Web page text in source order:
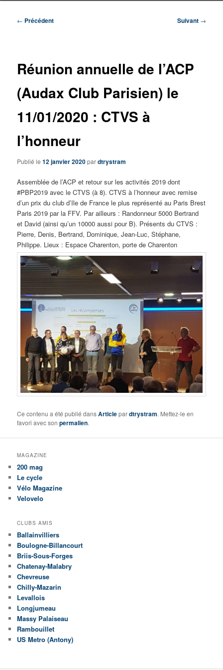
Navigation
← Précédent Suivant →
Réunion annuelle de l’ACP
(Audax Club Parisien) le
11/01/2020 : CTVS à
l’honneur
Publié le12 janvier 2020pardtrystram
Assemblée de l’ACP et retour sur les activités 2019 dont
#PBP2019 avec le CTVS (à 8). CTVS à l’honneur avec remise
d’un prix du club d’Ile de France le plus représenté au Paris Brest
Paris 2019 par la FFV. Par ailleurs : Randonneur 5000 Bertrand
et David (ainsi qu’un 10000 aussi pour B). Présents du CTVS :
Pierre, Denis, Bertrand, Dominique, Jean-Luc, Stéphane,
Philippe. Lieux : Espace Charenton, porte de Charenton
Ce contenu a été publié dansArticlepardtrystram. Mettez-le en
favori avec sonpermalien.
MAGAZINE
200 mag
Le cycle
Vélo Magazine
Velovelo
CLUBS AMIS
Ballainvilliers
Boulogne-Billancourt
Briis-Sous-Forges
Chatenay-Malabry
Chevreuse
Chilly-Mazarin
Levallois
Longjumeau
Massy Palaiseau
Rambouillet
US Metro (Antony)